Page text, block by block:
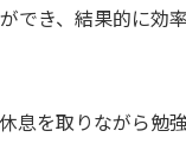
でき、結果的に効
息を取りながら勉